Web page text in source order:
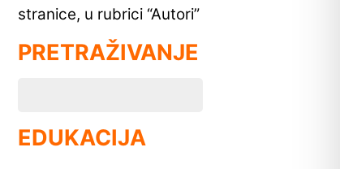
stranice, u rubrici “Autori”
PRETRAŽIVANJE
EDUKACIJA